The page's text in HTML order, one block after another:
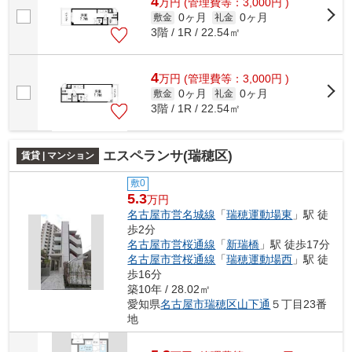
敷金 0ヶ月 礼金 0ヶ月
3階 / 1R / 22.54㎡
4万円 (管理費等：3,000円 )
敷金 0ヶ月 礼金 0ヶ月
3階 / 1R / 22.54㎡
賃貸 | マンション エスペランサ(瑞穂区)
敷0
5.3万円
名古屋市営名城線 「瑞穂運動場東 」駅 徒
歩2分
名古屋市営桜通線 「新瑞橋 」駅 徒歩17分
名古屋市営桜通線 「瑞穂運動場西 」駅 徒
歩16分
築10年 / 28.02㎡
愛知県名古屋市瑞穂区山下通 ５丁目23番
地